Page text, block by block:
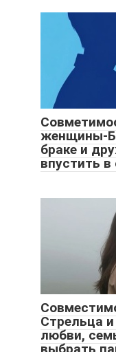
женщины-
браке и
впустить в
Стрельца
любви,
выбрать